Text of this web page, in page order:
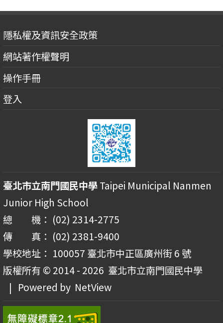
隱私權及資訊安全政策
網站著作權聲明
操作手冊
登入
臺北市立南門國民中學Taipei Municipal Nanmen
Junior High School
總 機： (02) 2314-2775
傳 真： (02) 2381-9400
學校地址： 100057 臺北市中正區廣州街 6 號
版權所有 © 2014 - 2026 臺北市立南門國民中學
| Powered by NetView